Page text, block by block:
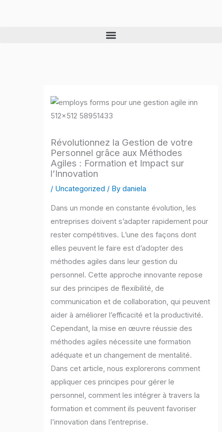
Révolutionnez la Gestion de votre
Personnel grâce aux Méthodes
Agiles : Formation et Impact sur
l’Innovation
/ Uncategorized / Bydaniela
Dans un monde en constante évolution, les
entreprises doivent s’adapter rapidement pour
rester compétitives. L’une des façons dont
elles peuvent le faire est d’adopter des
méthodes agiles dans leur gestion du
personnel. Cette approche innovante repose
sur des principes de flexibilité, de
communication et de collaboration, qui peuvent
aider à améliorer l’efficacité et la productivité.
Cependant, la mise en œuvre réussie des
méthodes agiles nécessite une formation
adéquate et un changement de mentalité.
Dans cet article, nous explorerons comment
appliquer ces principes pour gérer le
personnel, comment les intégrer à travers la
formation et comment ils peuvent favoriser
l’innovation dans l’entreprise.